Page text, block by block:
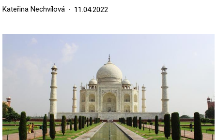
Kateřina Nechvílová 11.04.2022